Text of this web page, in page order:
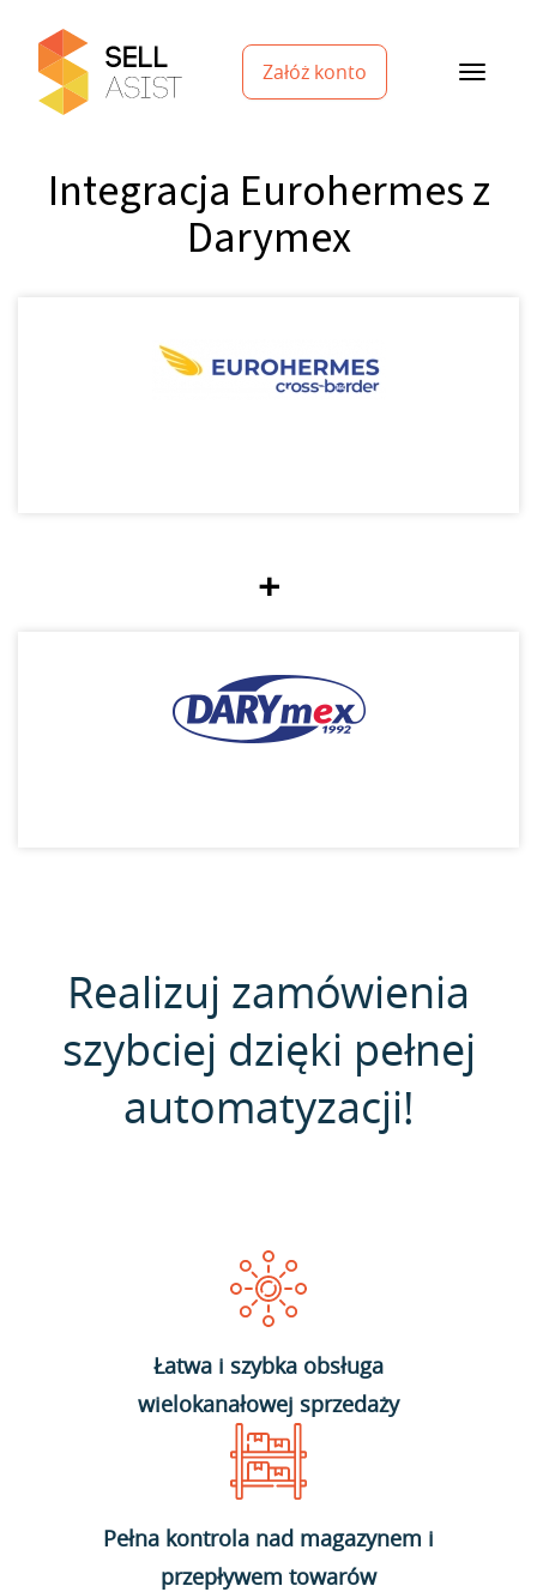
Załóż konto
Integracja Eurohermes z
Darymex
+
Realizuj zamówienia
szybciej dzięki pełnej
automatyzacji!
Łatwa i szybka obsługa
wielokanałowej sprzedaży
Pełna kontrola nad magazynem i
przepływem towarów